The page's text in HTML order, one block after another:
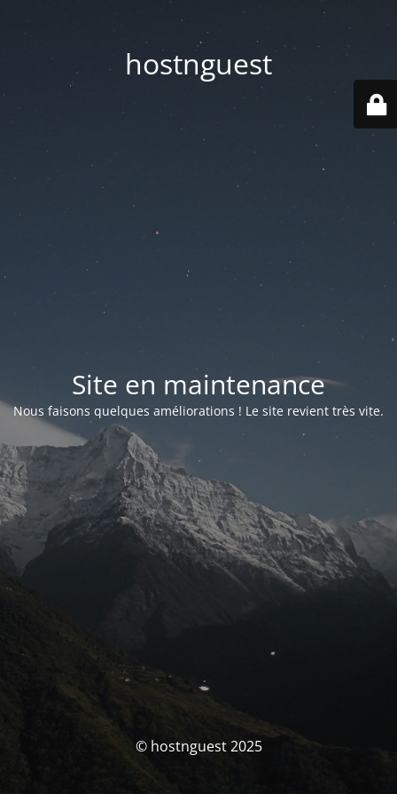
hostnguest
Site en maintenance
Nous faisons quelques améliorations ! Le site revient très vite.
© hostnguest 2025